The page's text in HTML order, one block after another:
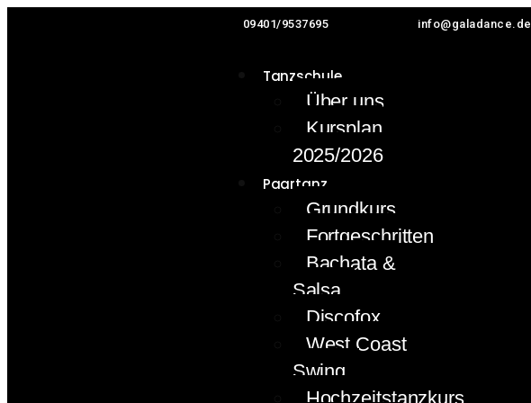
09401/9537695 info@galadance.de
Tanzschule
Über uns
Kursplan
2025/2026
Paartanz
Grundkurs
Fortgeschritten
Bachata &
Salsa
Discofox
West Coast
Swing
Hochzeitstanzkurs